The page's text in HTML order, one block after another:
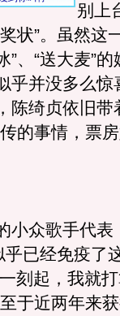
别上
状”。虽然这
”、“送大麦”
乎并没多么惊
陈绮贞依旧带
的事情，票
众歌手代表
已经免疫了
刻起，我就
于近两年来